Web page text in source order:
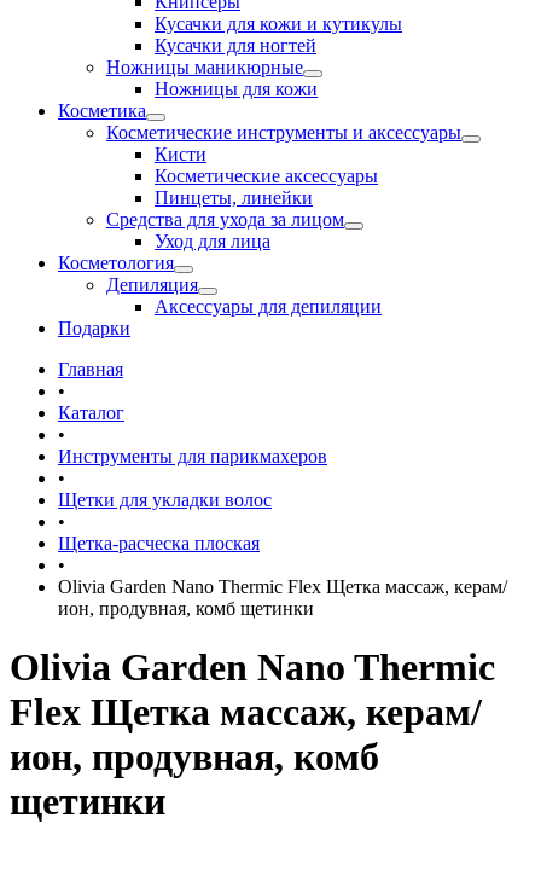
Кусачки для кожи и кутикулы
Кусачки для ногтей
Ножницы маникюрные
Ножницы для кожи
Косметика
Косметические инструменты и аксессуары
Кисти
Косметические аксессуары
Пинцеты, линейки
Средства для ухода за лицом
Уход для лица
Косметология
Депиляция
Аксессуары для депиляции
Подарки
Главная
•
Каталог
•
Инструменты для парикмахеров
•
Щетки для укладки волос
•
Щетка-расческа плоская
•
Olivia Garden Nano Thermic Flex Щетка массаж, керам/
ион, продувная, комб щетинки
Olivia Garden Nano Thermic
Flex Щетка массаж, керам/
ион, продувная, комб
щетинки